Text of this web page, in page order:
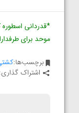
*قدردانی اسطوره
موحد برای
برچسب‌ها:
اشتراک گذاری: